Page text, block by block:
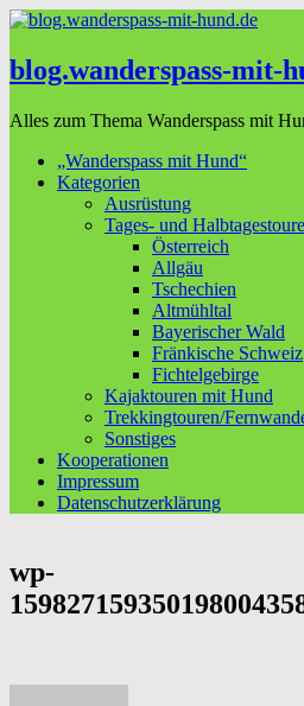
blog.wanderspass-mit-
Alles zum Thema Wanderspass mit
„Wanderspass mit Hund“
Kategorien
Ausrüstung
Tages- und
Österreich
Allgäu
Tschechien
Altmühltal
Bayerischer Wald
Fränkische Schweiz
Fichtelgebirge
Kajaktouren mit Hund
Trekkingtouren/
Sonstiges
Kooperationen
Impressum
Datenschutzerklärung
wp-